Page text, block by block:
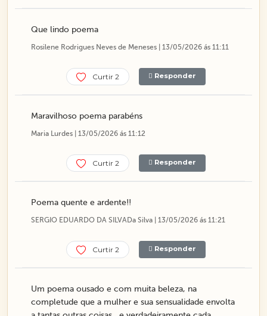
Que lindo poema
Rosilene Rodrigues Neves de Meneses | 13/05/2026 ás 11:11
Curtir 2 Responder
Maravilhoso poema parabéns
Maria Lurdes | 13/05/2026 ás 11:12
Curtir 2 Responder
Poema quente e ardente!!
SERGIO EDUARDO DA SILVADa Silva | 13/05/2026 ás 11:21
Curtir 2 Responder
Um poema ousado e com muita beleza, na
completude que a mulher e sua sensualidade envolta